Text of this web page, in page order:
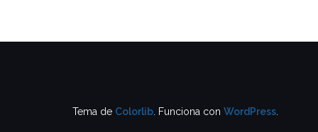
Tema de Colorlib . Funciona con WordPress